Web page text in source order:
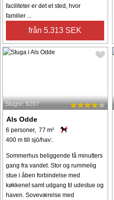
faciliteter er det et sted, hvor
familier ...
från 5.313 SEK
Stugnr: 9207
Als Odde
6 personer, 77 m²
400 m till sjö/hav:.
Sommerhus beliggende få minutters
gang fra vandet. Stor og rummelig
stue i åben forbindelse med
køkkenet samt udgang til udestue og
haven. Soveværelse med